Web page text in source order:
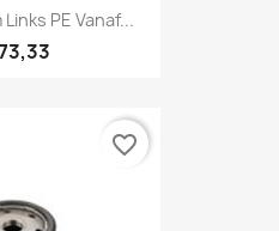
PE Vanaf...
favorite_border